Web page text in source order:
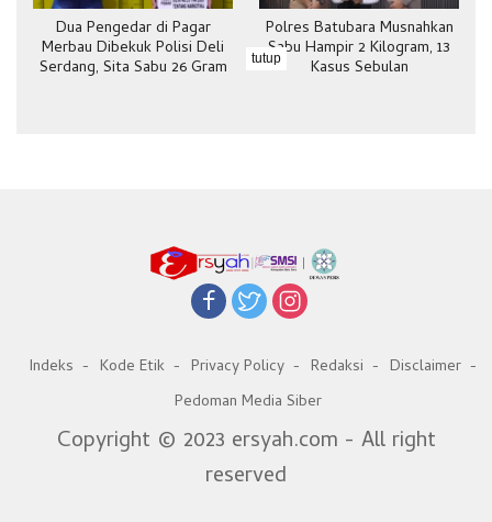
Dua Pengedar di Pagar
Merbau Dibekuk Polisi Deli
Serdang, Sita Sabu 26 Gram
Polres Batubara Musnahkan
Sabu Hampir 2 Kilogram, 13
Kasus Sebulan
Indeks Kode Etik Privacy Policy Redaksi
Disclaimer
Pedoman Media Siber
Copyright © 2023 ersyah.com - All right
reserved
tutup